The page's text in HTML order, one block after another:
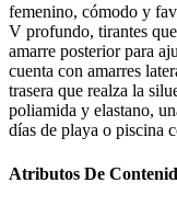
femenino, cómodo y
V profundo, tirantes
amarre posterior para
cuenta con amarres
trasera que realza la
poliamida y elastano,
días de playa o piscina
Atributos De